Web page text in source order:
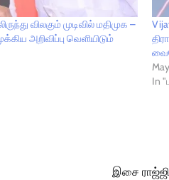
விலகும் முடிவில் மதிமுக –
அறிவிப்பு வெளியிடும்
In
இசை